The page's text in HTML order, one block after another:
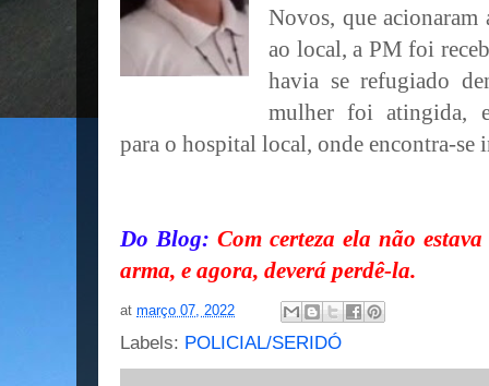
Novos, que
ao local, a PM foi
havia se refugiado
mulher foi atingida,
para o hospital local, onde encontra-se
Do Blog: Com certeza ela não
arma, e agora, deverá perdê-la.
at março 07, 2022
Labels: POLICIAL/SERIDÓ